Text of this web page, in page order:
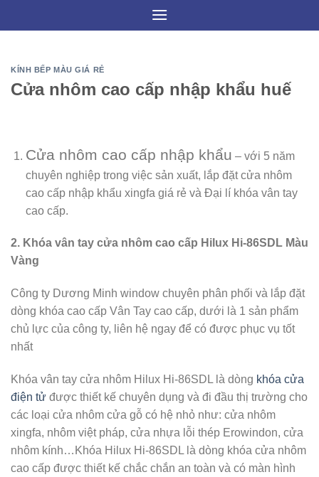
KÍNH BẾP MÀU GIÁ RẺ
Cửa nhôm cao cấp nhập khẩu huế
Cửa nhôm cao cấp nhập khẩu – với 5 năm
chuyên nghiệp trong việc sản xuất, lắp đặt cửa nhôm
cao cấp nhập khẩu xingfa giá rẻ và Đại lí khóa vân tay
cao cấp.
2. Khóa vân tay cửa nhôm cao cấp Hilux Hi-86SDL Màu
Vàng
Công ty Dương Minh window chuyên phân phối và lắp đặt
dòng khóa cao cấp Vân Tay cao cấp, dưới là 1 sản phẩm
chủ lực của công ty, liên hệ ngay để có được phục vụ tốt
nhất
Khóa vân tay cửa nhôm Hilux Hi-86SDL là dòng khóa cửa
điện tử được thiết kế chuyên dụng và đi đầu thị trường cho
các loại cửa nhôm cửa gỗ có hệ nhỏ như: cửa nhôm
xingfa, nhôm việt pháp, cửa nhựa lỗi thép Erowindon, cửa
nhôm kính…Khóa Hilux Hi-86SDL là dòng khóa cửa nhôm
cao cấp được thiết kế chắc chắn an toàn và có màn hình